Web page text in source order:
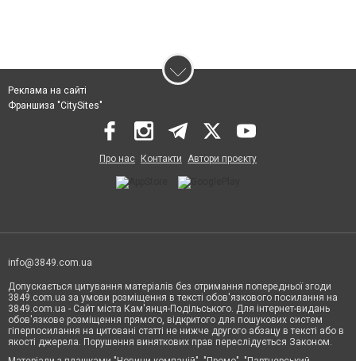
Реклама на сайті
Франшиза "CitySites"
Про нас Контакти Автори проєкту
info@3849.com.ua
Допускається цитування матеріалів без отримання попередньої згоди
3849.com.ua за умови розміщення в тексті обов'язкового посилання на
3849.com.ua - Сайт міста Кам'янця-Подільського. Для інтернет-видань
обов'язкове розміщення прямого, відкритого для пошукових систем
гіперпосилання на цитовані статті не нижче другого абзацу в тексті або в
якості джерела. Порушення виняткових прав переслідується Законом.